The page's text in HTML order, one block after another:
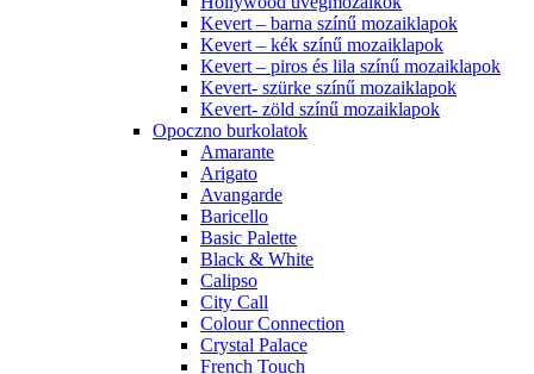
Kevert – barna színű mozaiklapok
Kevert – kék színű mozaiklapok
Kevert – piros és lila színű mozaiklapok
Kevert- szürke színű mozaiklapok
Kevert- zöld színű mozaiklapok
Opoczno burkolatok
Amarante
Arigato
Avangarde
Baricello
Basic Palette
Black & White
Calipso
City Call
Colour Connection
Crystal Palace
French Touch